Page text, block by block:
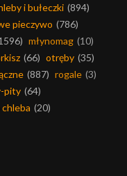
i bułeczki (894)
pieczywo (786)
młynomag (10)
(66) otręby (35)
(887) rogale (3)
pity (64)
(20)